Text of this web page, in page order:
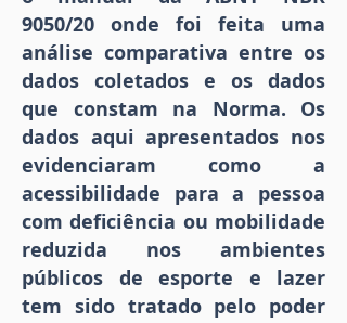
9050/20 onde foi feita uma
análise comparativa entre os
dados coletados e os dados
que constam na Norma. Os
dados aqui apresentados nos
evidenciaram como a
acessibilidade para a pessoa
com deficiência ou mobilidade
reduzida nos ambientes
públicos de esporte e lazer
tem sido tratado pelo poder